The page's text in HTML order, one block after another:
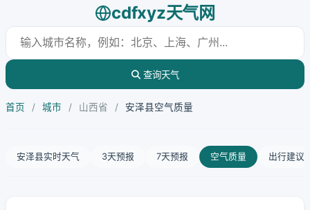
cdfxyz天气网
查询天气
首页 / 城市 / 山西省 / 安泽县空气质量
安泽县实时天气 3天预报 7天预报 空气质量 出行建议